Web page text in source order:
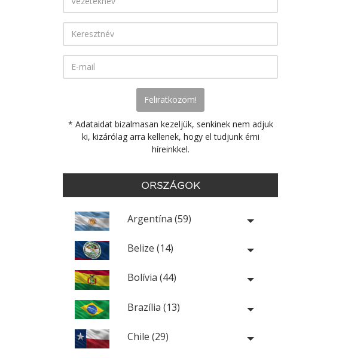
* Adataidat bizalmasan kezeljük, senkinek nem adjuk
ki, kizárólag arra kellenek, hogy el tudjunk érni
híreinkkel.
ORSZÁGOK
Argentína (59)
Belize (14)
Bolívia (44)
Brazília (13)
Chile (29)